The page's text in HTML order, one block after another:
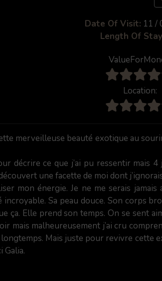
Date Of Visit: 11 /
Length Of
Location:
merveilleuse beauté exotique au
décrire ce que j’ai pu ressentir mais
une facette de moi dont
mon énergie. Je ne me serais
incroyable. Sa peau douce. Son corps
ça. Elle prend son temps. On se sent
mais malheureusement j’ai cru
Mais juste pour revivre cette
Galia.